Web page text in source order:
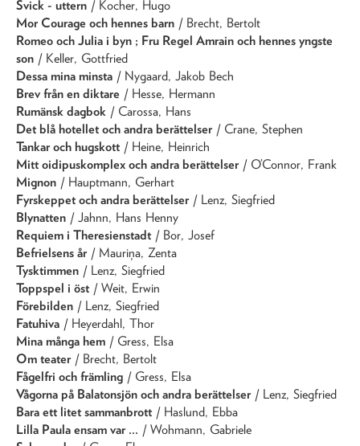
Svick - uttern / Kocher, Hugo
Mor Courage och hennes barn / Brecht, Bertolt
Romeo och Julia i byn ; Fru Regel Amrain och hennes yngste
son / Keller, Gottfried
Dessa mina minsta / Nygaard, Jakob Bech
Brev från en diktare / Hesse, Hermann
Rumänsk dagbok / Carossa, Hans
Det blå hotellet och andra berättelser / Crane, Stephen
Tankar och hugskott / Heine, Heinrich
Mitt oidipuskomplex och andra berättelser / O’Connor, Frank
Mignon / Hauptmann, Gerhart
Fyrskeppet och andra berättelser / Lenz, Siegfried
Blynatten / Jahnn, Hans Henny
Requiem i Theresienstadt / Bor, Josef
Befrielsens år / Mauriņa, Zenta
Tysktimmen / Lenz, Siegfried
Toppspel i öst / Weit, Erwin
Förebilden / Lenz, Siegfried
Fatuhiva / Heyerdahl, Thor
Mina många hem / Gress, Elsa
Om teater / Brecht, Bertolt
Fågelfri och främling / Gress, Elsa
Vågorna på Balatonsjön och andra berättelser / Lenz, Siegfried
Bara ett litet sammanbrott / Haslund, Ebba
Lilla Paula ensam var ... / Wohmann, Gabriele